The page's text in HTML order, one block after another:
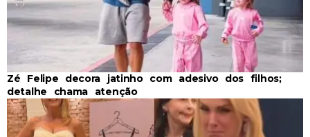
Zé Felipe decora jatinho com adesivo dos filhos;
detalhe chama atenção